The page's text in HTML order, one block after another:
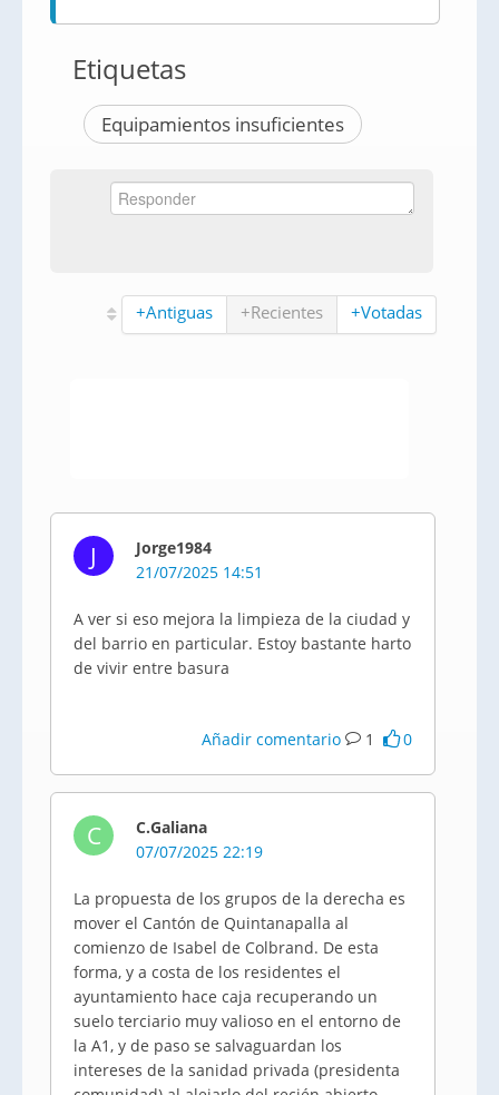
Etiquetas
Equipamientos insuficientes
+Antiguas +Recientes +Votadas
J
Jorge1984
21/07/2025 14:51
A ver si eso mejora la limpieza de la ciudad y
del barrio en particular. Estoy bastante harto
de vivir entre basura
Añadir comentario 1 0
C
C.Galiana
07/07/2025 22:19
La propuesta de los grupos de la derecha es
mover el Cantón de Quintanapalla al
comienzo de Isabel de Colbrand. De esta
forma, y a costa de los residentes el
ayuntamiento hace caja recuperando un
suelo terciario muy valioso en el entorno de
la A1, y de paso se salvaguardan los
intereses de la sanidad privada (presidenta